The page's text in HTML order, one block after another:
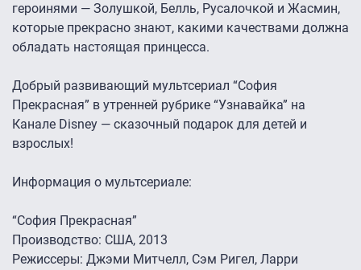
героинями — Золушкой, Белль, Русалочкой и Жасмин,
которые прекрасно знают, какими качествами должна
обладать настоящая принцесса.
Добрый развивающий мультсериал “София
Прекрасная” в утренней рубрике “Узнавайка” на
Канале Disney — сказочный подарок для детей и
взрослых!
Информация о мультсериале:
“София Прекрасная”
Производство: США, 2013
Режиссеры: Джэми Митчелл, Сэм Ригел, Ларри